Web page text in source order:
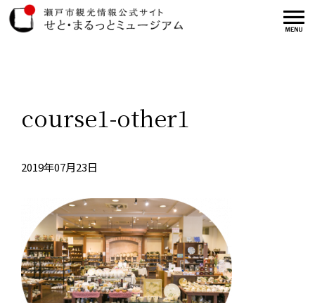
course1-other1
2019年07月23日